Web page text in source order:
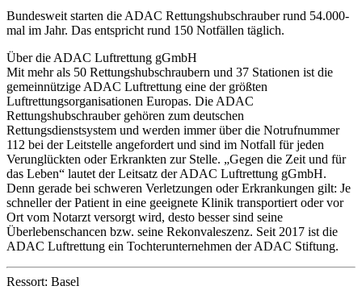
Bundesweit starten die ADAC Rettungshubschrauber rund 54.000-
mal im Jahr. Das entspricht rund 150 Notfällen täglich.
Über die ADAC Luftrettung gGmbH
Mit mehr als 50 Rettungshubschraubern und 37 Stationen ist die
gemeinnützige ADAC Luftrettung eine der größten
Luftrettungsorganisationen Europas. Die ADAC
Rettungshubschrauber gehören zum deutschen
Rettungsdienstsystem und werden immer über die Notrufnummer
112 bei der Leitstelle angefordert und sind im Notfall für jeden
Verunglückten oder Erkrankten zur Stelle. „Gegen die Zeit und für
das Leben“ lautet der Leitsatz der ADAC Luftrettung gGmbH.
Denn gerade bei schweren Verletzungen oder Erkrankungen gilt: Je
schneller der Patient in eine geeignete Klinik transportiert oder vor
Ort vom Notarzt versorgt wird, desto besser sind seine
Überlebenschancen bzw. seine Rekonvaleszenz. Seit 2017 ist die
ADAC Luftrettung ein Tochterunternehmen der ADAC Stiftung.
Ressort: Basel